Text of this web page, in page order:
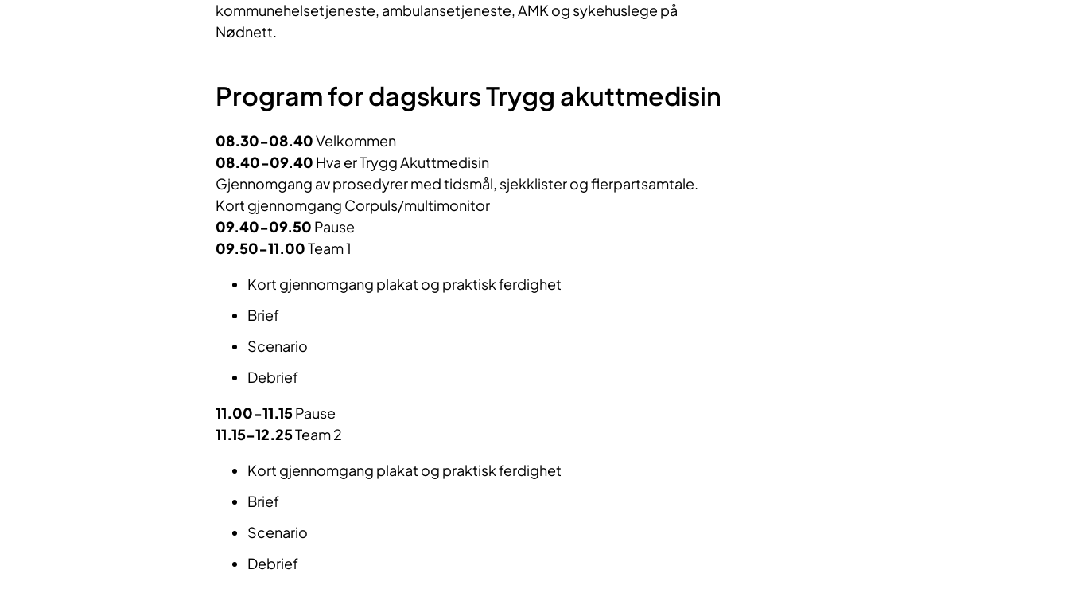
kommunehelsetjeneste, ambulansetjeneste, AMK og sykehuslege på
Nødnett.
Program for dagskurs Trygg akuttmedisin
08.30-08.40Velkommen
08.40-09.40 Hva er Trygg Akuttmedisin
Gjennomgang av prosedyrer med tidsmål, sjekklister og flerpartsamtale.
Kort gjennomgang Corpuls/multimonitor
09.40-09.50 Pause
09.50-11.00Team 1
Kort gjennomgang plakat og praktisk ferdighet
Brief
Scenario
Debrief
11.00-11.15Pause
11.15-12.25Team 2
Kort gjennomgang plakat og praktisk ferdighet
Brief
Scenario
Debrief